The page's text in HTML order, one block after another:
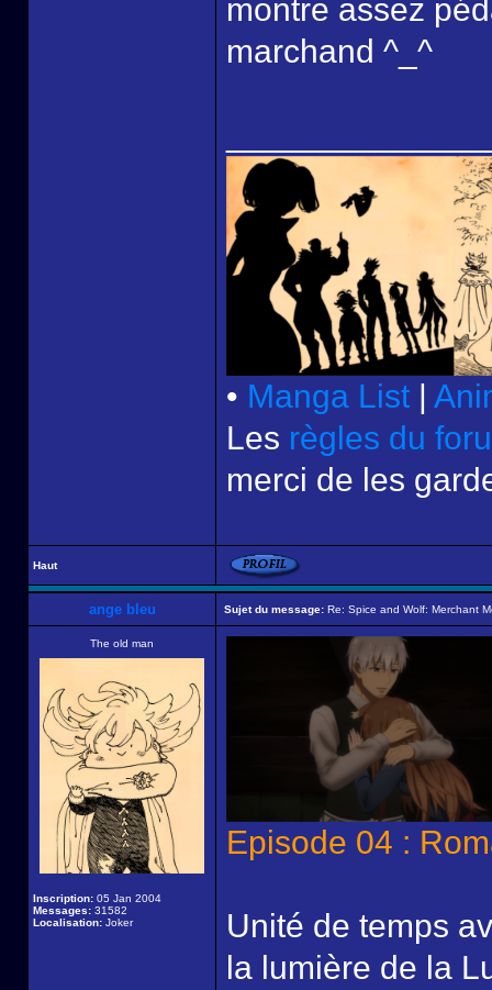
montre assez
marchand ^_^
• Manga List |
Les règles du
merci de les
Haut
ange bleu Sujet du message: Re: Spice and Wolf: Merchant
The old man
Inscription: 05 Jan 2004
Messages: 31582
Localisation: Joker
Episode 04 :
Unité de temps
la lumière de la